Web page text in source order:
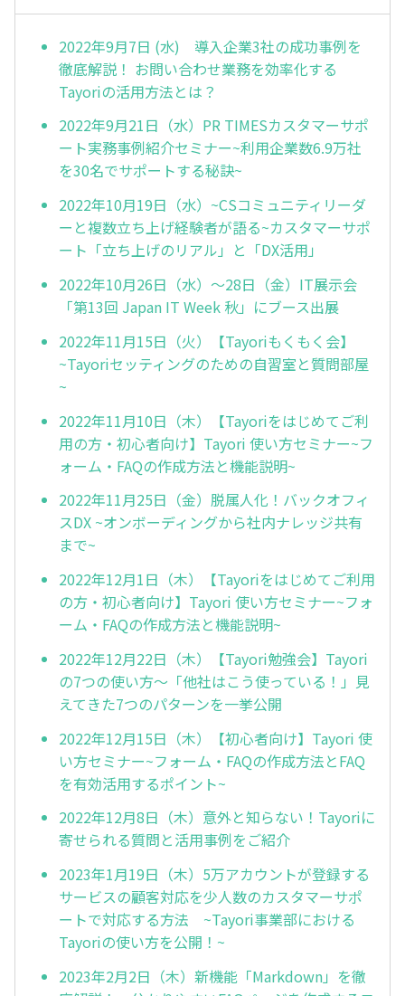
2022年9月7日 (水) 導入企業3社の成功事例を
徹底解説！ お問い合わせ業務を効率化する
Tayoriの活用方法とは？
2022年9月21日（水）PR TIMESカスタマーサポ
ート実務事例紹介セミナー~利用企業数6.9万社
を30名でサポートする秘訣~
2022年10月19日（水）~CSコミュニティリーダ
ーと複数立ち上げ経験者が語る~カスタマーサポ
ート「立ち上げのリアル」と「DX活用」
2022年10月26日（水）～28日（金）IT展示会
「第13回 Japan IT Week 秋」にブース出展
2022年11月15日（火）【Tayoriもくもく会】
~Tayoriセッティングのための自習室と質問部屋
~
2022年11月10日（木）【Tayoriをはじめてご利
用の方・初心者向け】Tayori 使い方セミナー~フ
ォーム・FAQの作成方法と機能説明~
2022年11月25日（金）脱属人化！バックオフィ
スDX ~オンボーディングから社内ナレッジ共有
まで~
2022年12月1日（木）【Tayoriをはじめてご利用
の方・初心者向け】Tayori 使い方セミナー~フォ
ーム・FAQの作成方法と機能説明~
2022年12月22日（木）【Tayori勉強会】Tayori
の7つの使い方～「他社はこう使っている！」見
えてきた7つのパターンを一挙公開
2022年12月15日（木）【初心者向け】Tayori 使
い方セミナー~フォーム・FAQの作成方法とFAQ
を有効活用するポイント~
2022年12月8日（木）意外と知らない！Tayoriに
寄せられる質問と活用事例をご紹介
2023年1月19日（木）5万アカウントが登録する
サービスの顧客対応を少人数のカスタマーサポ
ートで対応する方法 ~Tayori事業部における
Tayoriの使い方を公開！~
2023年2月2日（木）新機能「Markdown」を徹